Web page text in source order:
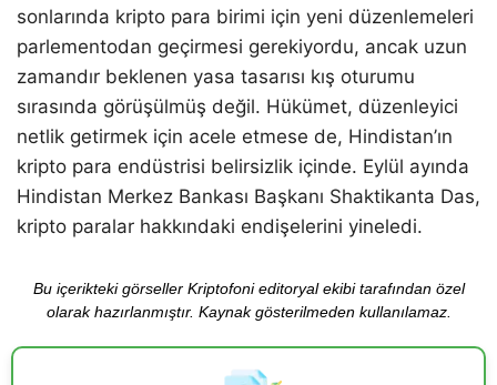
sonlarında kripto para birimi için yeni düzenlemeleri
parlementodan geçirmesi gerekiyordu, ancak uzun
zamandır beklenen yasa tasarısı kış oturumu
sırasında görüşülmüş değil. Hükümet, düzenleyici
netlik getirmek için acele etmese de, Hindistan’ın
kripto para endüstrisi belirsizlik içinde. Eylül ayında
Hindistan Merkez Bankası Başkanı Shaktikanta Das,
kripto paralar hakkındaki endişelerini yineledi.
Bu içerikteki görseller Kriptofoni editoryal ekibi tarafından özel
olarak hazırlanmıştır. Kaynak gösterilmeden kullanılamaz.